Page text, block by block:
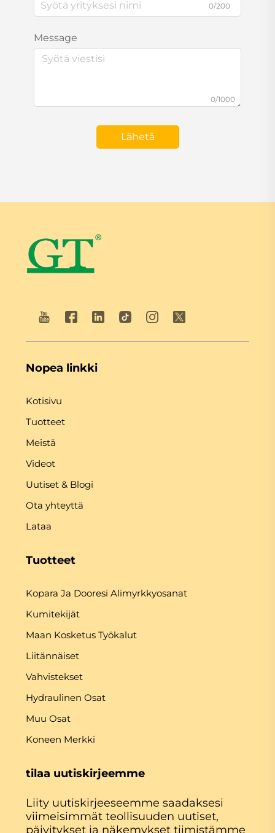
0/200
Message
0/1000
Lähetä
Nopea linkki
Kotisivu
Tuotteet
Meistä
Videot
Uutiset & Blogi
Ota yhteyttä
Lataa
Tuotteet
Kopara Ja Dooresi Alimyrkkyosanat
Kumitekijät
Maan Kosketus Työkalut
Liitännäiset
Vahvistekset
Hydraulinen Osat
Muu Osat
Koneen Merkki
tilaa uutiskirjeemme
Liity uutiskirjeeseemme saadaksesi
viimeisimmät teollisuuden uutiset,
päivitykset ja näkemykset tiimistämme